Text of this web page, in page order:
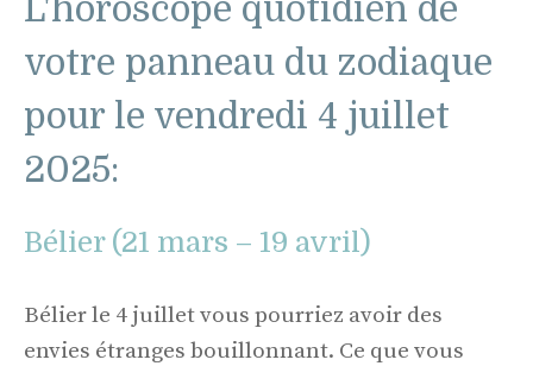
L'horoscope quotidien de
votre panneau du zodiaque
pour le vendredi 4 juillet
2025:
Bélier (21 mars – 19 avril)
Bélier le 4 juillet vous pourriez avoir des
envies étranges bouillonnant. Ce que vous